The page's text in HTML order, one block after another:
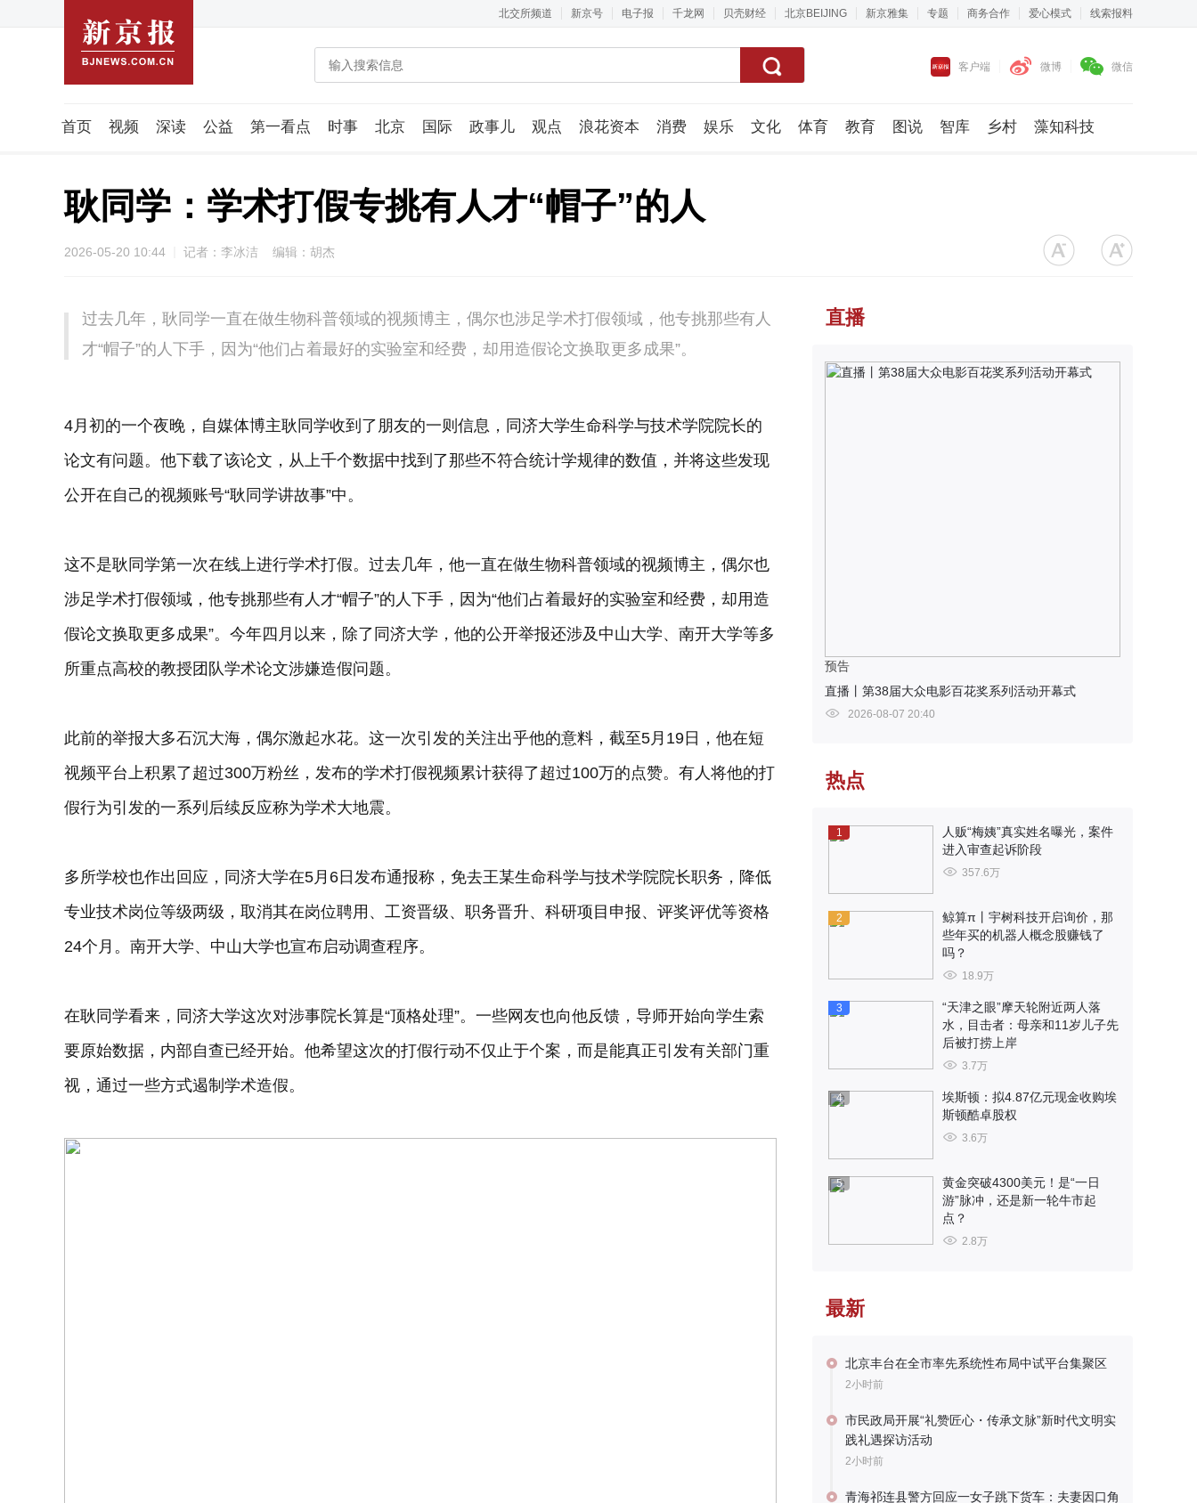
北交所频道 新京号 电子报 千龙网 贝壳财经 北京BEIJING 新京雅集 专题 商务合作 爱心模式 线索报料
客户端 微博 微信
首页 视频 深读 公益 第一看点 时事 北京 国际 政事儿 观点 浪花资本 消费 娱乐 文化 体育 教育 图说 智库 乡村 藻知科技
耿同学：学术打假专挑有人才“帽子”的人
2026-05-20 10:44 记者：李冰洁 编辑：胡杰
过去几年，耿同学一直在做生物科普领域的视频博主，偶尔也涉足学术打假领域，他专挑那些有人
才“帽子”的人下手，因为“他们占着最好的实验室和经费，却用造假论文换取更多成果”。
4月初的一个夜晚，自媒体博主耿同学收到了朋友的一则信息，同济大学生命科学与技术学院院长的
论文有问题。他下载了该论文，从上千个数据中找到了那些不符合统计学规律的数值，并将这些发现
公开在自己的视频账号“耿同学讲故事”中。
这不是耿同学第一次在线上进行学术打假。过去几年，他一直在做生物科普领域的视频博主，偶尔也
涉足学术打假领域，他专挑那些有人才“帽子”的人下手，因为“他们占着最好的实验室和经费，却用造
假论文换取更多成果”。今年四月以来，除了同济大学，他的公开举报还涉及中山大学、南开大学等多
所重点高校的教授团队学术论文涉嫌造假问题。
此前的举报大多石沉大海，偶尔激起水花。这一次引发的关注出乎他的意料，截至5月19日，他在短
视频平台上积累了超过300万粉丝，发布的学术打假视频累计获得了超过100万的点赞。有人将他的打
假行为引发的一系列后续反应称为学术大地震。
多所学校也作出回应，同济大学在5月6日发布通报称，免去王某生命科学与技术学院院长职务，降低
专业技术岗位等级两级，取消其在岗位聘用、工资晋级、职务晋升、科研项目申报、评奖评优等资格
24个月。南开大学、中山大学也宣布启动调查程序。
在耿同学看来，同济大学这次对涉事院长算是“顶格处理”。一些网友也向他反馈，导师开始向学生索
要原始数据，内部自查已经开始。他希望这次的打假行动不仅止于个案，而是能真正引发有关部门重
视，通过一些方式遏制学术造假。
直播
预告
直播丨第38届大众电影百花奖系列活动开幕式
2026-08-07 20:40
热点
1
人贩“梅姨”真实姓名曝光，案件
进入审查起诉阶段
357.6万
2
鲸算π丨宇树科技开启询价，那
些年买的机器人概念股赚钱了
吗？
18.9万
3
“天津之眼”摩天轮附近两人落
水，目击者：母亲和11岁儿子先
后被打捞上岸
3.7万
4
埃斯顿：拟4.87亿元现金收购埃
斯顿酷卓股权
3.6万
5
黄金突破4300美元！是“一日
游”脉冲，还是新一轮牛市起
点？
2.8万
最新
北京丰台在全市率先系统性布局中试平台集聚区
2小时前
市民政局开展“礼赞匠心・传承文脉”新时代文明实
践礼遇探访活动
2小时前
青海祁连县警方回应一女子跳下货车：夫妻因口角